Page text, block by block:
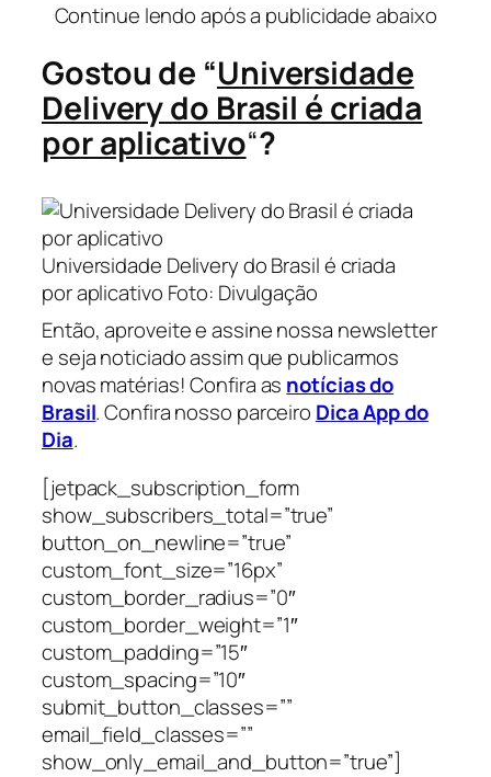
Continue lendo após a publicidade abaixo
Gostou de “Universidade
Delivery do Brasil é criada
por aplicativo“?
Universidade Delivery do Brasil é criada
por aplicativo Foto: Divulgação
Então, aproveite e assine nossa newsletter
e seja noticiado assim que publicarmos
novas matérias! Confira as notícias do
Brasil. Confira nosso parceiro Dica App do
Dia.
[jetpack_subscription_form
show_subscribers_total=”true”
button_on_newline=”true”
custom_font_size=”16px”
custom_border_radius=”0″
custom_border_weight=”1″
custom_padding=”15″
custom_spacing=”10″
submit_button_classes=””
email_field_classes=””
show_only_email_and_button=”true”]